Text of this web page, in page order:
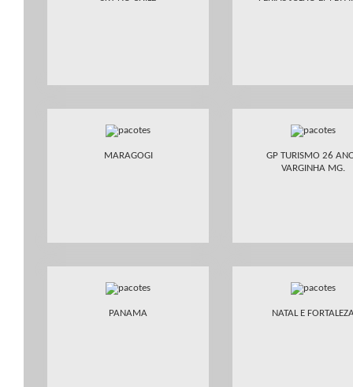
MARAGOGI
GP TURISMO 26
VARGINHA MG.
PANAMA NATAL E